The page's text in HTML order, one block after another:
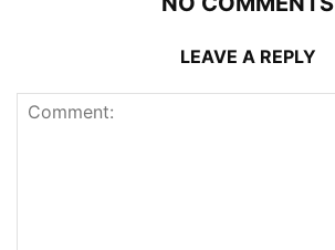
LEAVE A REPLY